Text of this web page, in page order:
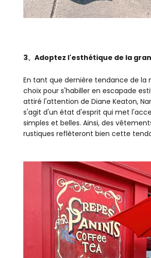
3、Adoptez l'esthétique de la
En tant que dernière tendance de
choix pour s'habiller en escapade
attiré l'attention de Diane Keaton,
s'agit d'un état d'esprit qui met
simples et belles. Ainsi, des
rustiques reflèteront bien cette